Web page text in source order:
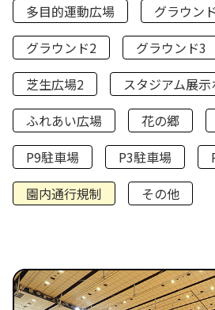
多目的運動広場
グラウン
グラウンド2
グラウンド3
芝生広場2
スタジアム展
ふれあい広場
花の郷
P9駐車場
P3駐車場
園内通行規制
その他